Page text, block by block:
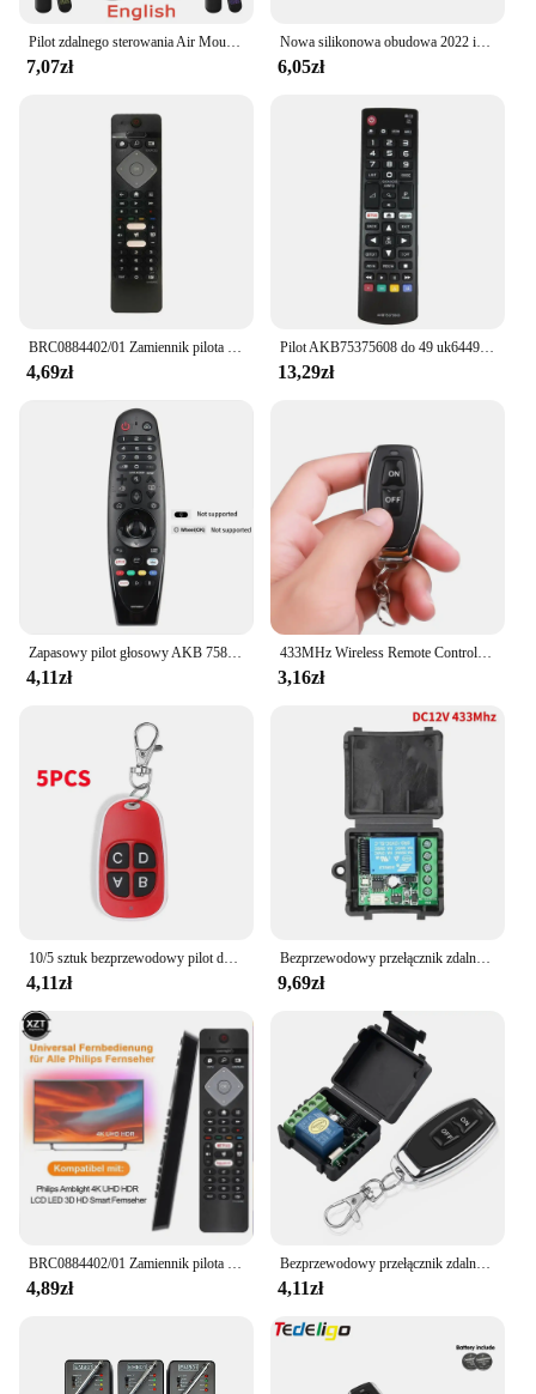
Pilot zdalnego sterowania Air Mouse Żyroskop głosowy 7-kolorowa podświetlana mini klawiatura podwójny tryb 2.4G BT5.2 Bezprzewodowa dla Androida Smart TV Box PC
7,07zł
Nowa silikonowa obudowa 2022 inteligentna kontrola pilot do telewizora MR21GA MR 21GC, pyłoszczelna, wodoodporna antydrop
6,05zł
BRC0884402/01 Zamiennik pilota do telewizora Philips Ambilight 4K Smart LED TV 75PUS6754/12 65PUS6754/12 65PUS6704/12 55PUS6754
4,69zł
Pilot AKB75375608 do 49 uk6449uk75 50 uk64 50 uk64 50 uk65 50 uk65 50 uk65 50 uk67 50 50 uk69 55 sk80 55 uk64 55 uk65
13,29zł
4,11zł
433MHz Wireless Remote Control Switch RF Relay DC 12V Relay Module Receiver ON OFF Remote Control For Led Lights Bulb DIY
3,16zł
4,11zł
Bezprzewodowy przełącznik zdalnego sterowania 433Mhz DC 12V 1CH RF 10A Odbiornik przekaźnika i 1-kanałowy nadajnik do zamka elektromagnetycznego drzwi
9,69zł
4,89zł
Bezprzewodowy przełącznik zdalnego sterowania 433Mhz DC 12V 1CH RF 10A Odbiornik przekaźnika i 2-kanałowy nadajnik do zamka elektromagnetycznego drzwi
4,11zł